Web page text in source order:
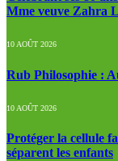
Mme veuve Zahra
10 AOÛT 2026
Rub Philosophie :
10 AOÛT 2026
Protéger la cellule
séparent les enfants